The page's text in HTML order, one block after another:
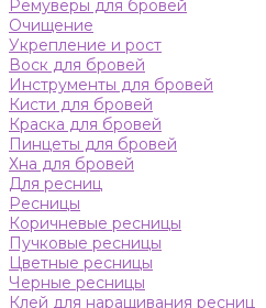
Ремуверы для бровей
Очищение
Укрепление и рост
Воск для бровей
Инструменты для бровей
Кисти для бровей
Краска для бровей
Пинцеты для бровей
Хна для бровей
Для ресниц
Ресницы
Коричневые ресницы
Пучковые ресницы
Цветные ресницы
Черные ресницы
Клей для наращивания ресниц